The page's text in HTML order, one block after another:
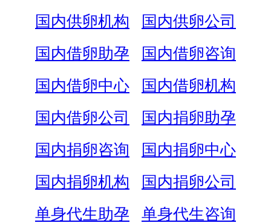
国内供卵机构
国内供卵公司
国内借卵助孕
国内借卵咨询
国内借卵中心
国内借卵机构
国内借卵公司
国内捐卵助孕
国内捐卵咨询
国内捐卵中心
国内捐卵机构
国内捐卵公司
单身代生助孕
单身代生咨询